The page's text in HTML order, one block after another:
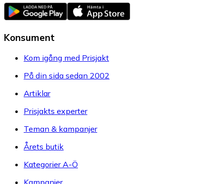
Konsument
Kom igång med Prisjakt
På din sida sedan 2002
Artiklar
Prisjakts experter
Teman & kampanjer
Årets butik
Kategorier A-Ö
Kampanjer